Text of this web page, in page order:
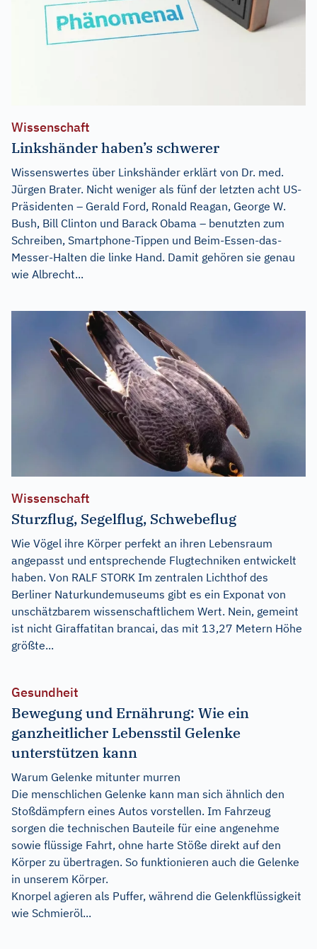
Wissenschaft
Linkshänder haben’s schwerer
Wissenswertes über Linkshänder erklärt von Dr. med.
Jürgen Brater. Nicht weniger als fünf der letzten acht US-
Präsidenten – Gerald Ford, Ronald Reagan, George W.
Bush, Bill Clinton und Barack Obama – benutzten zum
Schreiben, Smartphone-Tippen und Beim-Essen-das-
Messer-Halten die linke Hand. Damit gehören sie genau
wie Albrecht...
Wissenschaft
Sturzflug, Segelflug, Schwebeflug
Wie Vögel ihre Körper perfekt an ihren Lebensraum
angepasst und entsprechende Flugtechniken entwickelt
haben. Von RALF STORK Im zentralen Lichthof des
Berliner Naturkundemuseums gibt es ein Exponat von
unschätzbarem wissenschaftlichem Wert. Nein, gemeint
ist nicht Giraffatitan brancai, das mit 13,27 Metern Höhe
größte...
Gesundheit
Bewegung und Ernährung: Wie ein
ganzheitlicher Lebensstil Gelenke
unterstützen kann
Warum Gelenke mitunter murren
Die menschlichen Gelenke kann man sich ähnlich den
Stoßdämpfern eines Autos vorstellen. Im Fahrzeug
sorgen die technischen Bauteile für eine angenehme
sowie flüssige Fahrt, ohne harte Stöße direkt auf den
Körper zu übertragen. So funktionieren auch die Gelenke
in unserem Körper.
Knorpel agieren als Puffer, während die Gelenkflüssigkeit
wie Schmieröl...